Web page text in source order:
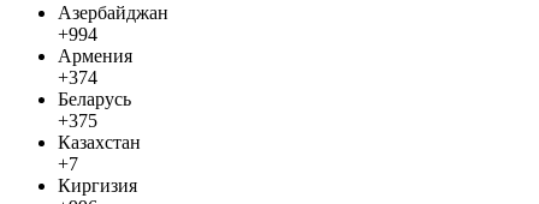
Азербайджан
+994
Армения
+374
Беларусь
+375
Казахстан
+7
Киргизия